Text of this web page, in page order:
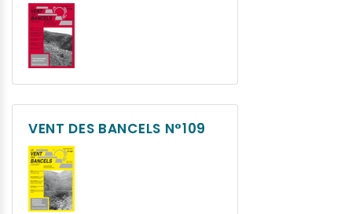
VENT DES BANCELS N°109